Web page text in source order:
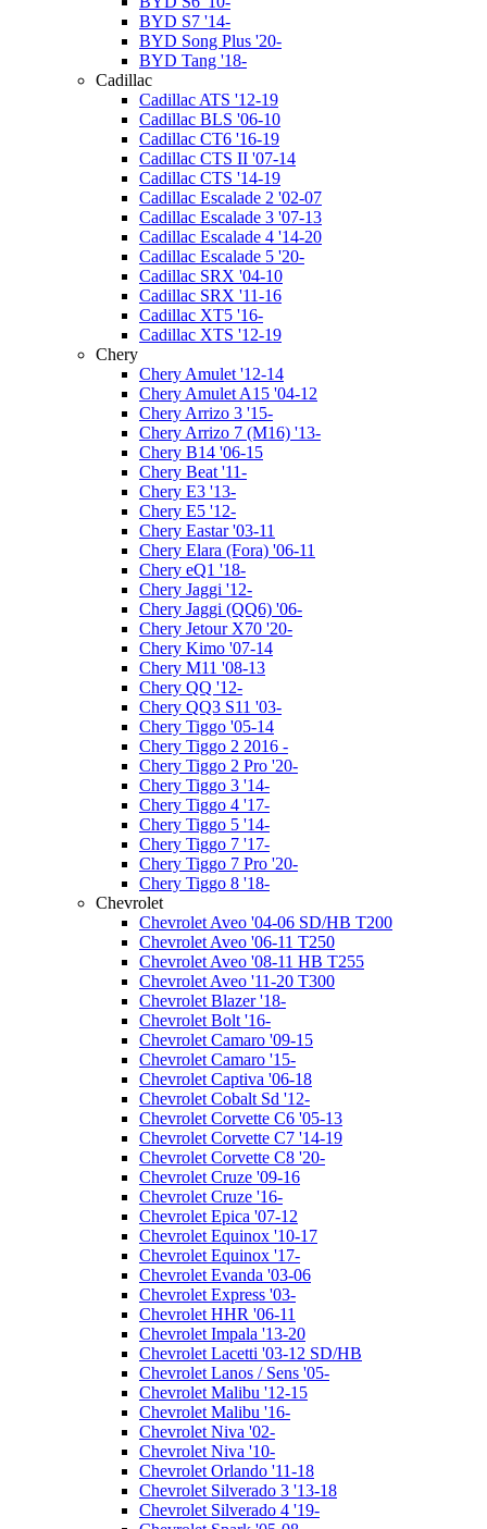
BYD S7 '14-
BYD Song Plus '20-
BYD Tang '18-
Cadillac
Cadillac ATS '12-19
Cadillac BLS '06-10
Cadillac CT6 '16-19
Cadillac CTS II '07-14
Cadillac CTS '14-19
Cadillac Escalade 2 '02-07
Cadillac Escalade 3 '07-13
Cadillac Escalade 4 '14-20
Cadillac Escalade 5 '20-
Cadillac SRX '04-10
Cadillac SRX '11-16
Cadillac XT5 '16-
Cadillac XTS '12-19
Chery
Chery Amulet '12-14
Chery Amulet A15 '04-12
Chery Arrizo 3 '15-
Chery Arrizo 7 (M16) '13-
Chery B14 '06-15
Chery Beat '11-
Chery E3 '13-
Chery E5 '12-
Chery Eastar '03-11
Chery Elara (Fora) '06-11
Chery eQ1 '18-
Chery Jaggi '12-
Chery Jaggi (QQ6) '06-
Chery Jetour X70 '20-
Chery Kimo '07-14
Chery M11 '08-13
Chery QQ '12-
Chery QQ3 S11 '03-
Chery Tiggo '05-14
Chery Tiggo 2 2016 -
Chery Tiggo 2 Pro '20-
Chery Tiggo 3 '14-
Chery Tiggo 4 '17-
Chery Tiggo 5 '14-
Chery Tiggo 7 '17-
Chery Tiggo 7 Pro '20-
Chery Tiggo 8 '18-
Chevrolet
Chevrolet Aveo '04-06 SD/HB T200
Chevrolet Aveo '06-11 T250
Chevrolet Aveo '08-11 HB T255
Chevrolet Aveo '11-20 T300
Chevrolet Blazer '18-
Chevrolet Bolt '16-
Chevrolet Camaro '09-15
Chevrolet Camaro '15-
Chevrolet Captiva '06-18
Chevrolet Cobalt Sd '12-
Chevrolet Corvette C6 '05-13
Chevrolet Corvette C7 '14-19
Chevrolet Corvette C8 '20-
Chevrolet Cruze '09-16
Chevrolet Cruze '16-
Chevrolet Epica '07-12
Chevrolet Equinox '10-17
Chevrolet Equinox '17-
Chevrolet Evanda '03-06
Chevrolet Express '03-
Chevrolet HHR '06-11
Chevrolet Impala '13-20
Chevrolet Lacetti '03-12 SD/HB
Chevrolet Lanos / Sens '05-
Chevrolet Malibu '12-15
Chevrolet Malibu '16-
Chevrolet Niva '02-
Chevrolet Niva '10-
Chevrolet Orlando '11-18
Chevrolet Silverado 3 '13-18
Chevrolet Silverado 4 '19-